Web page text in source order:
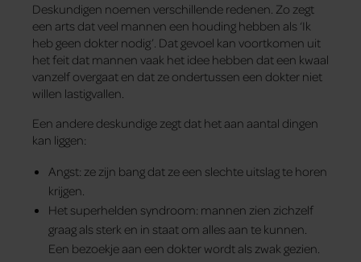
Deskundigen noemen verschillende redenen. Zo zegt
een arts dat veel mannen een houding hebben als ‘Ik
heb geen dokter nodig’. Dat gevoel kan voortkomen uit
het feit dat mannen vaak het idee hebben dat een kwaal
vanzelf overgaat en dat ze ondertussen een dokter niet
willen lastigvallen.
Een andere deskundige zegt dat het aan aantal dingen
kan liggen:
Angst: ze zijn bang dat ze een slechte uitslag te horen
krijgen.
Het superhelden syndroom: mannen zien zichzelf
graag als sterk en in staat om alles aan te kunnen.
Een bezoekje aan een dokter wordt als zwak gezien.